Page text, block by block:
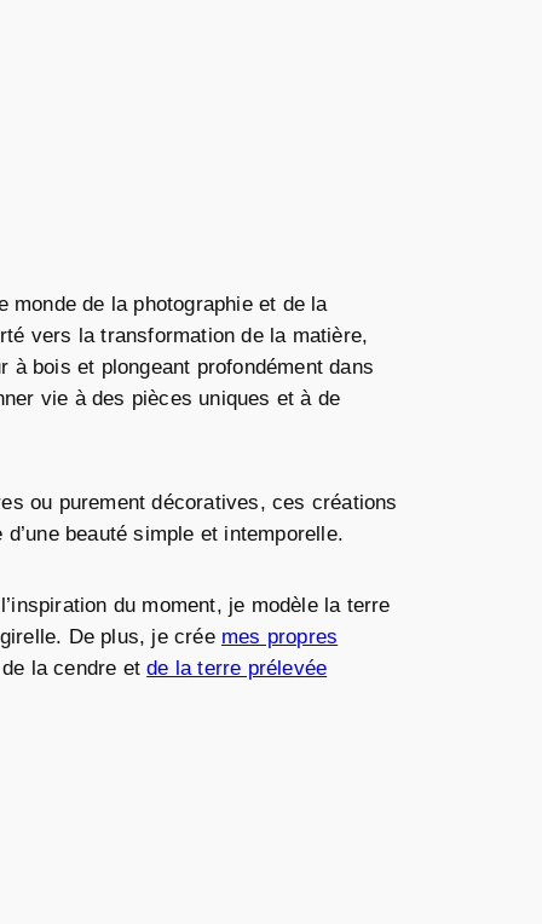
monde de la photographie et de la
vers la transformation de la matière,
à bois et plongeant profondément dans
vie à des pièces uniques et à de
ou purement décoratives, ces créations
beauté simple et intemporelle.
du moment, je modèle la terre
De plus, je crée mes propres
la cendre etde la terre prélevée